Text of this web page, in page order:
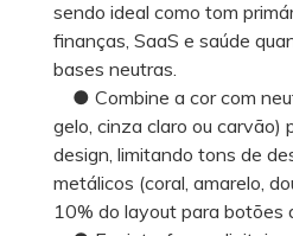
sendo ideal como tom
finanças, SaaS e saúde
bases neutras.
● Combine a cor com
gelo, cinza claro ou carvão)
design, limitando tons de
metálicos (coral, amarelo,
10% do layout para botões